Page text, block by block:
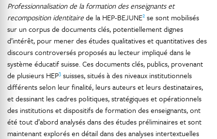
Professionnalisation de la formation des enseignants et
recomposition identitairede la HEP-BEJUNE2 se sont mobilisés
sur un corpus de documents clés, potentiellement dignes
d’intérêt, pour mener des études qualitatives et quantitatives des
discours controversés proposés au lecteur impliqué dans le
système éducatif suisse. Ces documents clés, publics, provenant
de plusieurs HEP3 suisses, situés à des niveaux institutionnels
différents selon leur finalité, leurs auteurs et leurs destinataires,
et dessinant les cadres politiques, stratégiques et opérationnels
des institutions et dispositifs de formation des enseignants, ont
été tout d’abord analysés dans des études préliminaires et sont
maintenant explorés en détail dans des analyses intertextuelles